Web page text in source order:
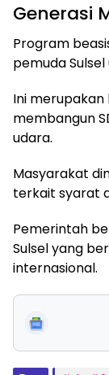
Generasi
Program
pemuda
Ini
membangun
udara.
Masyarakat
terkait syarat
Pemerintah
Sulsel yang
internasional.